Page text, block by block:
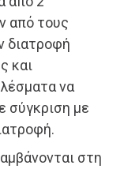
από τους
διατροφή
και
να
σύγκριση με
στη